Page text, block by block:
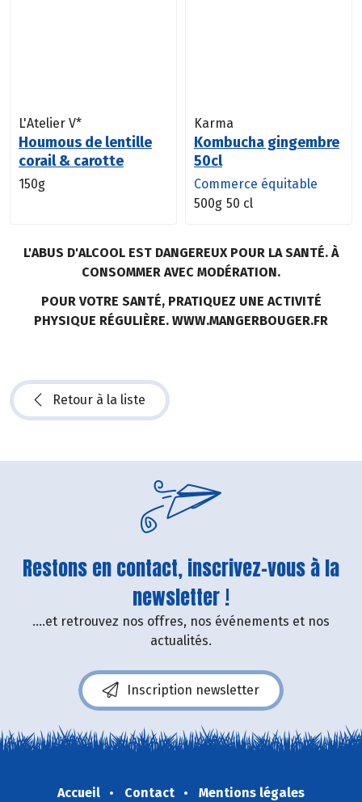
L'Atelier V*
Houmous de lentille
corail & carotte
150g
Karma
Kombucha gingembre
50cl
Commerce équitable
500g 50 cl
L'ABUS D'ALCOOL EST DANGEREUX POUR LA SANTÉ. À
CONSOMMER AVEC MODÉRATION.
POUR VOTRE SANTÉ, PRATIQUEZ UNE ACTIVITÉ
PHYSIQUE RÉGULIÈRE. WWW.MANGERBOUGER.FR
Retour à la liste
Restons en contact, inscrivez-vous à la
newsletter !
....et retrouvez nos offres, nos événements et nos
actualités.
Inscription newsletter
Accueil Contact
Mentions légales